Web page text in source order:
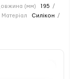
(мм)
195
Матеріал Силікон